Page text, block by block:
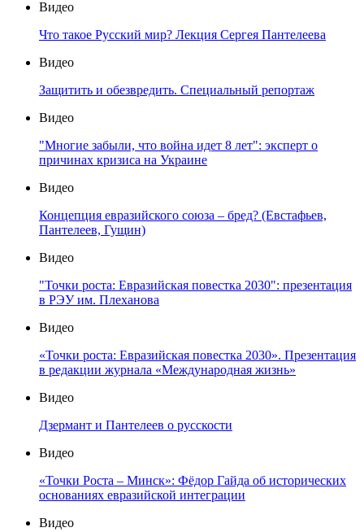
Видео
Что такое Русский мир? Лекция Сергея Пантелеева
Видео
Защитить и обезвредить. Специальный репортаж
Видео
"Многие забыли, что война идет 8 лет": эксперт о
причинах кризиса на Украине
Видео
Концепция евразийского союза – бред? (Евстафьев,
Пантелеев, Гущин)
Видео
"Точки роста: Евразийская повестка 2030": презентация
в РЭУ им. Плеханова
Видео
«Точки роста: Евразийская повестка 2030». Презентация
в редакции журнала «Международная жизнь»
Видео
Дзермант и Пантелеев о русскости
Видео
«Точки Роста – Минск»: Фёдор Гайда об исторических
основаниях евразийской интеграции
Видео